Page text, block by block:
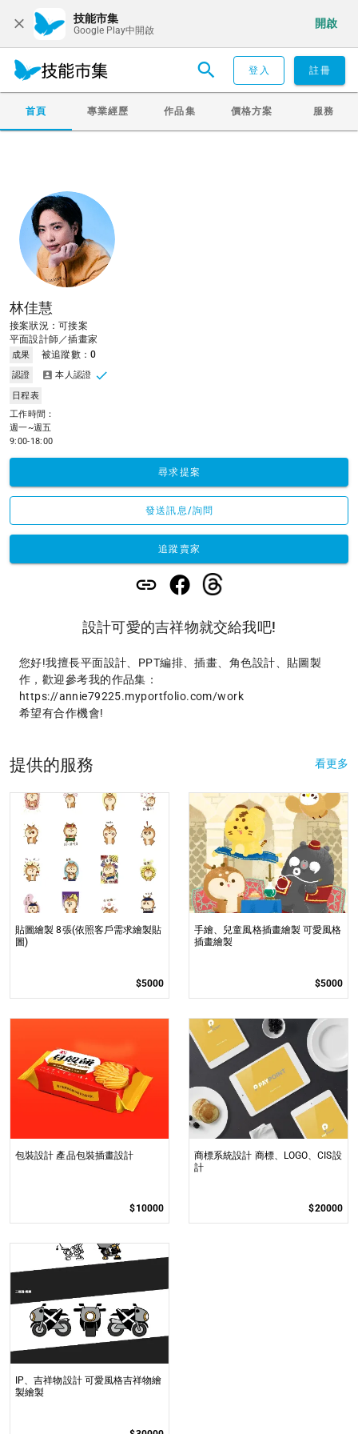
技能市集
Google Play中開啟
開啟
登入 註冊
首頁 專業經歷 作品集 價格方案 服務
林佳慧
接案狀況：可接案
平面設計師／插畫家
成果 被追蹤數：0
認證
本人認證
日程表
工作時間：
週一~週五
9:00-18:00
尋求提案
發送訊息/詢問
追蹤賣家
設計可愛的吉祥物就交給我吧!
您好!我擅長平面設計、PPT編排、插畫、角色設計、貼圖製
作，歡迎參考我的作品集：
https://annie79225.myportfolio.com/work
希望有合作機會!
提供的服務 看更多
貼圖繪製 8張(依照客戶需求繪製貼
圖)
$5000
手繪、兒童風格插畫繪製 可愛風格
插畫繪製
$5000
包裝設計 產品包裝插畫設計
$10000
商標系統設計 商標、LOGO、CIS設
計
$20000
IP、吉祥物設計 可愛風格吉祥物繪
製繪製